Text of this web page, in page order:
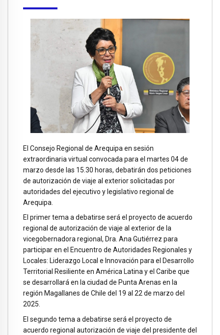
El Consejo Regional de Arequipa en sesión
extraordinaria virtual convocada para el martes 04 de
marzo desde las 15.30 horas, debatirán dos peticiones
de autorización de viaje al exterior solicitadas por
autoridades del ejecutivo y legislativo regional de
Arequipa.
El primer tema a debatirse será el proyecto de acuerdo
regional de autorización de viaje al exterior de la
vicegobernadora regional, Dra. Ana Gutiérrez para
participar en el Encuentro de Autoridades Regionales y
Locales: Liderazgo Local e Innovación para el Desarrollo
Territorial Resiliente en América Latina y el Caribe que
se desarrollará en la ciudad de Punta Arenas en la
región Magallanes de Chile del 19 al 22 de marzo del
2025.
El segundo tema a debatirse será el proyecto de
acuerdo regional autorización de viaje del presidente del